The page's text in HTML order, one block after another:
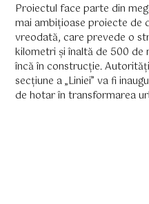
Proiectul face parte din
mai ambițioase proiecte de
vreodată, care prevede o
kilometri și înaltă de 500
încă în construcție.
secțiune a „Liniei” va fi
de hotar în transformarea